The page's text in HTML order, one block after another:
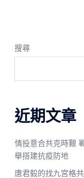
搜尋
近期文章
情投意合共克時艱
舉搭建抗疫防地
唐君毅的找九宮格